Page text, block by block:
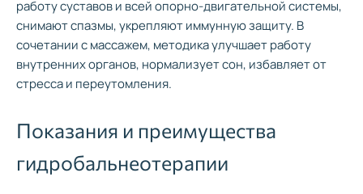
работу суставов и всей опорно-двигательной системы,
снимают спазмы, укрепляют иммунную защиту. В
сочетании с массажем, методика улучшает работу
внутренних органов, нормализует сон, избавляет от
стресса и переутомления.
Показания и преимущества
гидробальнеотерапии